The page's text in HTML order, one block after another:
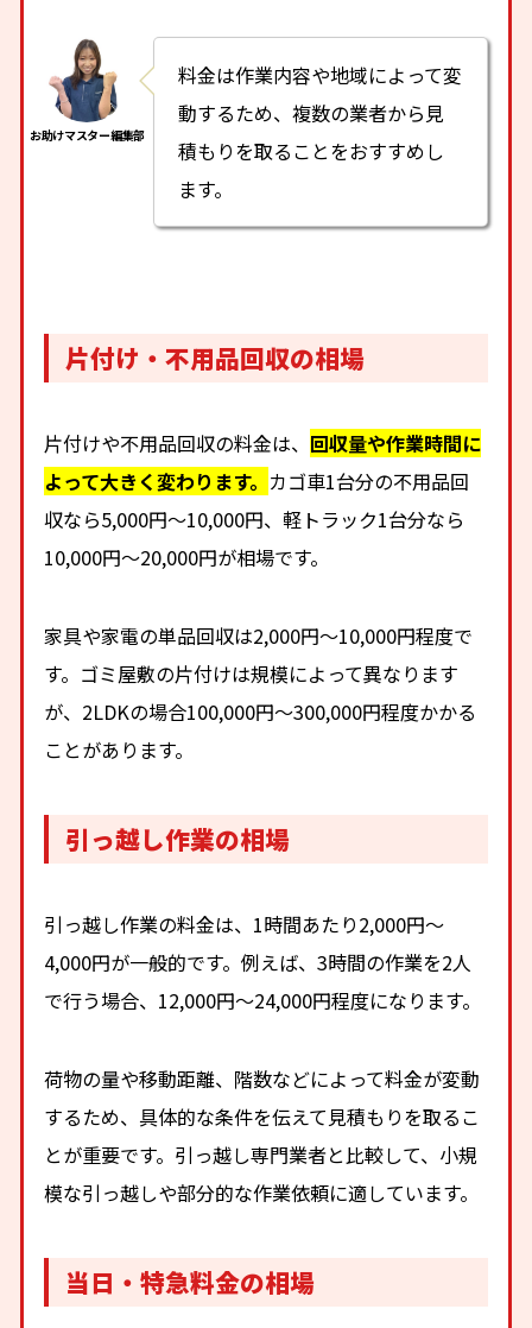
料金は作業内容や地域によって変
動するため、複数の業者から見
積もりを取ることをおすすめし
ます。
片付け・不用品回収の相場
片付けや不用品回収の料金は、 回収量や作業時間に
よって大きく変わります。 カゴ車1台分の不用品回
収なら5,000円〜10,000円、軽トラック1台分なら
10,000円〜20,000円が相場です。
家具や家電の単品回収は2,000円〜10,000円程度で
す。ゴミ屋敷の片付けは規模によって異なります
が、2LDKの場合100,000円〜300,000円程度かかる
ことがあります。
引っ越し作業の相場
引っ越し作業の料金は、1時間あたり2,000円〜
4,000円が一般的です。例えば、3時間の作業を2人
で行う場合、12,000円〜24,000円程度になります。
荷物の量や移動距離、階数などによって料金が変動
するため、具体的な条件を伝えて見積もりを取るこ
とが重要です。引っ越し専門業者と比較して、小規
模な引っ越しや部分的な作業依頼に適しています。
当日・特急料金の相場